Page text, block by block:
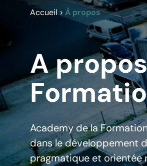
Accueil À propos
A
Academy de la
dans le développement
pragmatique et orientée